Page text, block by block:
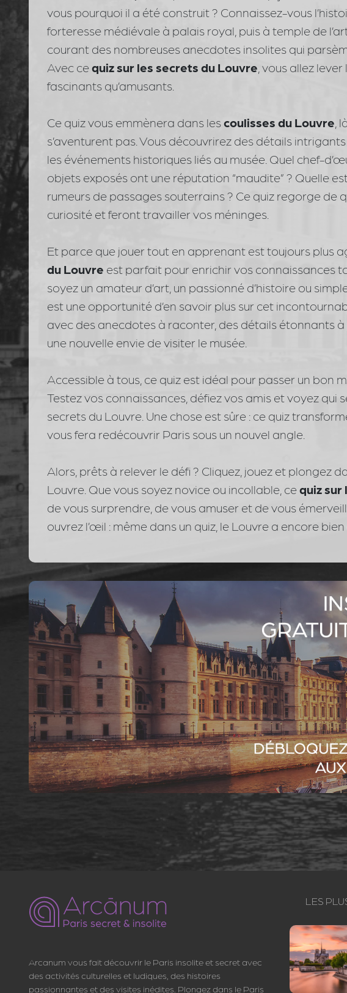
vous pourquoi il a été construit ? Connaissez-vous
forteresse médiévale à palais royal, puis à temple de
courant des nombreuses anecdotes insolites qui
Avec cequiz sur les secrets du Louvre , vous allez
fascinants qu’amusants.
Ce quiz vous emmènera dans lescoulisses du Louvre ,
s’aventurent pas. Vous découvrirez des détails
les événements historiques liés au musée. Quel chef-
objets exposés ont une réputation “maudite” ? Quelle
rumeurs de passages souterrains ? Ce quiz regorge de
curiosité et feront travailler vos méninges.
Et parce que jouer tout en apprenant est toujours plus
du Louvre est parfait pour enrichir vos connaissances
soyez un amateur d’art, un passionné d’histoire ou
est une opportunité d’en savoir plus sur cet
avec des anecdotes à raconter, des détails étonnants
une nouvelle envie de visiter le musée.
Accessible à tous, ce quiz est idéal pour passer un bon
Testez vos connaissances, défiez vos amis et voyez qui
secrets du Louvre. Une chose est sûre : ce quiz
vous fera redécouvrir Paris sous un nouvel angle.
Alors, prêts à relever le défi ? Cliquez, jouez et plongez
Louvre. Que vous soyez novice ou incollable, cequiz sur
de vous surprendre, de vous amuser et de vous
ouvrez l’œil : même dans un quiz, le Louvre a encore
Arcanum vous fait découvrir le Paris insolite et secret avec
des activités culturelles et ludiques, des histoires
passionnantes et des visites inédites. Plongez dans le Paris
LES